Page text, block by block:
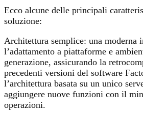
Ecco alcune delle principali
soluzione:
Architettura semplice: una moderna
l’adattamento a piattaforme e
generazione, assicurando la
precedenti versioni del software
l’architettura basata su un unico
aggiungere nuove funzioni con il
operazioni.